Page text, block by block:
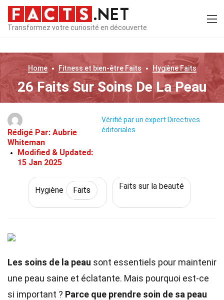
Transformez votre curiosité en découverte
Home Fitness et bien-êtreFaits HygièneFaits
26 Faits Sur Soins De La Peau
Rédigé Par: Aubrie
Whiteman
Modified & Updated:
15 Jan 2025
Vérifié par un expert Directives
éditoriales
Hygiène Faits Faits sur la beauté
Les soins de la peau sont essentiels pour maintenir
une peau saine et éclatante. Mais pourquoi est-ce
si important ? Parce que prendre soin de sa peau